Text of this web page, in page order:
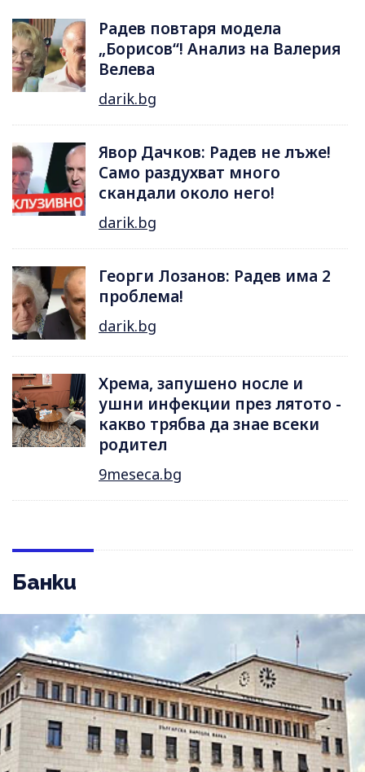
Радев повтаря модела
„Борисов“! Анализ на Валерия
Велева
darik.bg
Явор Дачков: Радев не лъже!
Само раздухват много
скандали около него!
darik.bg
Георги Лозанов: Радев има 2
проблема!
darik.bg
Хрема, запушено носле и
ушни инфекции през лятотo -
какво трябва да знае всеки
родител
9meseca.bg
Банки